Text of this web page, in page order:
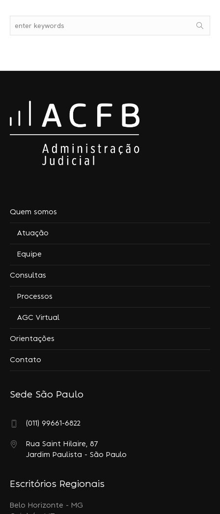
Quem somos
Atuação
Equipe
Consultas
Processos
AGC Virtual
Orientações
Contato
Sede São Paulo
(011) 99661-6822
Rua Saint Hilaire, 87
Jardim Paulista - São Paulo
Escritórios Regionais
Belo Horizonte - MG